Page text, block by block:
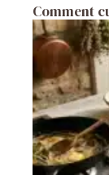
Comment